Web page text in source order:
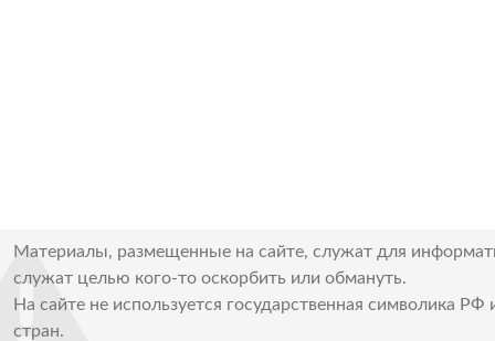
Материалы, размещенные на сайте, служат для
служат целью кого-то оскорбить или обмануть.
На сайте не используется государственная символика РФ
стран.